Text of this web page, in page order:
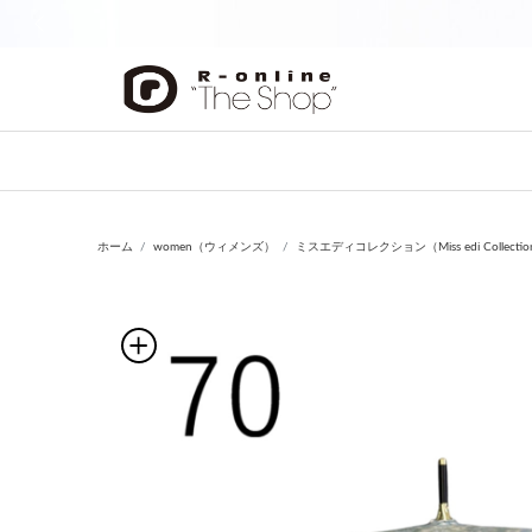
ホーム women（ウィメンズ） ミスエディコレクション（Miss edi